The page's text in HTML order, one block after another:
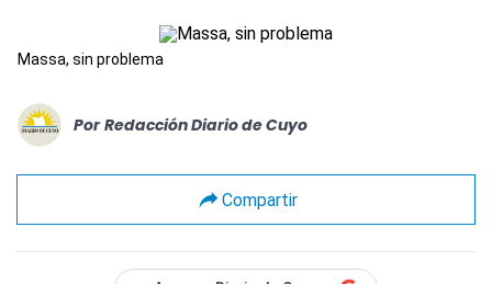
Massa, sin problema
Por Redacción Diario de Cuyo
Compartir